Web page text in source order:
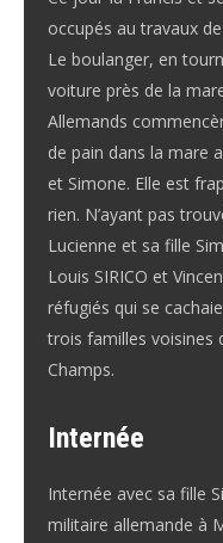
occupés au travaux
Le boulanger, en
voiture près de la
Allemands
de pain dans la mare
et Simone. Elle est
rien. N’ayant pas
Lucienne et sa fille
Louis SIRICO et
réfugiés qui se
trois familles voisines
Champs.
Internée
Internée avec sa fille
militaire allemande à